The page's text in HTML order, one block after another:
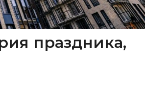
праздника,